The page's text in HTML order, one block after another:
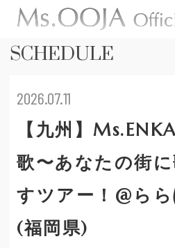
SCHEDULE
2026.07.11
【九州】
歌〜あなたの街
すツアー！@ら
(福岡県)